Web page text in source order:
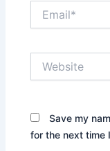
Save my
for the next time